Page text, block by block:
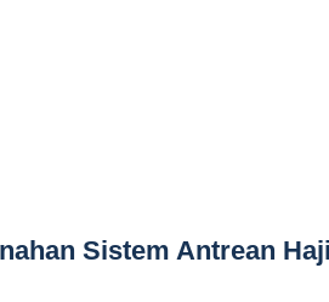
Sistem Antrean